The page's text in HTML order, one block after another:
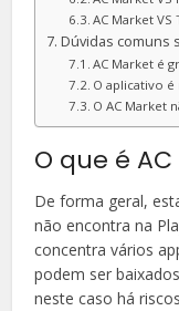
AC Market VS
Dúvidas comuns
AC Market é
O aplicativo é
O AC Market
O que é
De forma geral,
não encontra na
concentra vários
podem ser
neste caso há